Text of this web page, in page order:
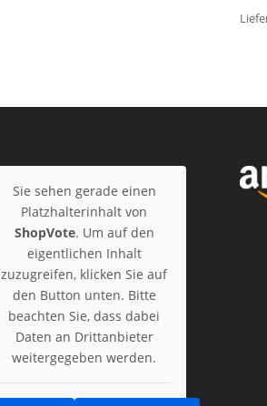
Sie sehen gerade einen
Platzhalterinhalt von
ShopVote. Um auf den
eigentlichen Inhalt
zuzugreifen, klicken Sie auf
den Button unten. Bitte
beachten Sie, dass dabei
Daten an Drittanbieter
weitergegeben werden.